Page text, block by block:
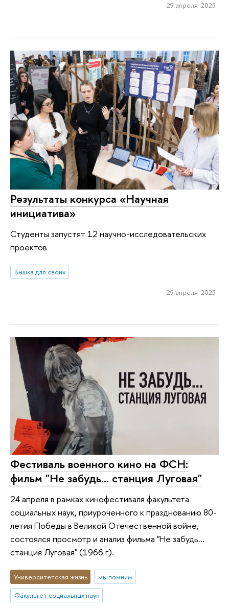
29 апреля 2025
Результаты конкурса «Научная
инициатива»
Студенты запустят 12 научно-исследовательских
проектов
Вышка для своих
29 апреля 2025
Фестиваль военного кино на ФСН:
фильм "Не забудь... станция Луговая"
24 апреля в рамках кинофестиваля факультета
социальных наук, приуроченного к празднованию 80-
летия Победы в Великой Отечественной войне,
состоялся просмотр и анализ фильма "Не забудь...
станция Луговая" (1966 г).
Университетская жизнь
мы помним
Факультет социальных наук